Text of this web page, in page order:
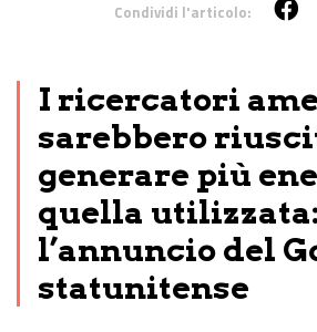
Condividi l'articolo:
I ricercatori
sarebbero
generare più
quella
l’annuncio del
statunitense